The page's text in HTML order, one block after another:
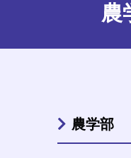
農
農学部